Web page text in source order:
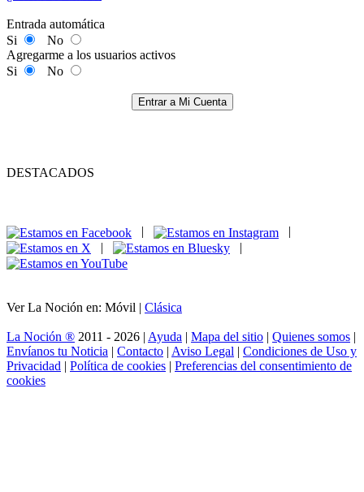
Entrada automática
Si
No
Agregarme a los usuarios activos
Si
No
Entrar a Mi Cuenta
DESTACADOS
|
|
Ver La Noción en: Móvil | Clásica
La Noción ® 2011 - 2026 | Ayuda | Mapa del sitio | Quienes somos |
Envíanos tu Noticia | Contacto | Aviso Legal | Condiciones de Uso y
Privacidad | Política de cookies | Preferencias del consentimiento de
cookies